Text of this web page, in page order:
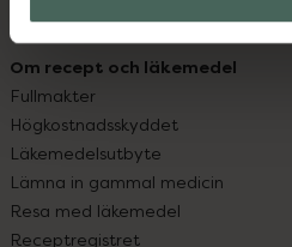
Köpvillkor
Om recept och läkemedel
Fullmakter
Högkostnadsskyddet
Läkemedelsutbyte
Lämna in gammal medicin
Resa med läkemedel
Receptregistret